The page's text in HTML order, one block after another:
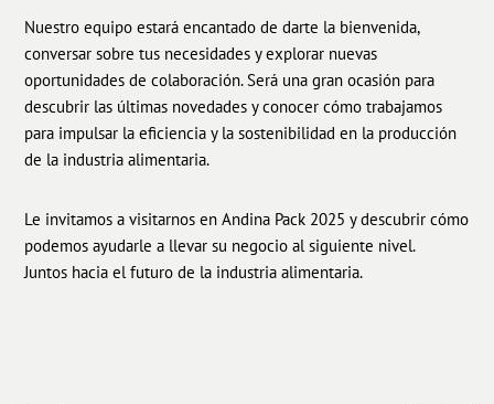
Nuestro equipo estará encantado de darte la bienvenida,
conversar sobre tus necesidades y explorar nuevas
oportunidades de colaboración. Será una gran ocasión para
descubrir las últimas novedades y conocer cómo trabajamos
para impulsar la eficiencia y la sostenibilidad en la producción
de la industria alimentaria.
Le invitamos a visitarnos en Andina Pack 2025 y descubrir cómo
podemos ayudarle a llevar su negocio al siguiente nivel.
Juntos hacia el futuro de la industria alimentaria.